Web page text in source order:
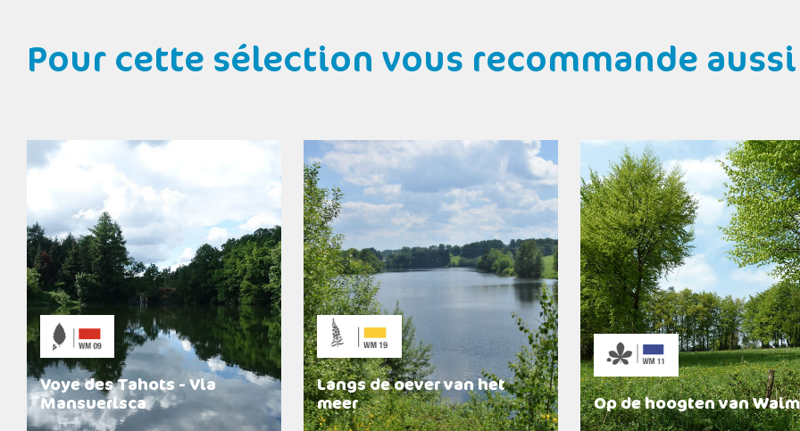
Pour cette sélection vous recommande
Voye des Tahots - Via
Mansuerisca
Langs de oever van het
meer
Op de hoogten van